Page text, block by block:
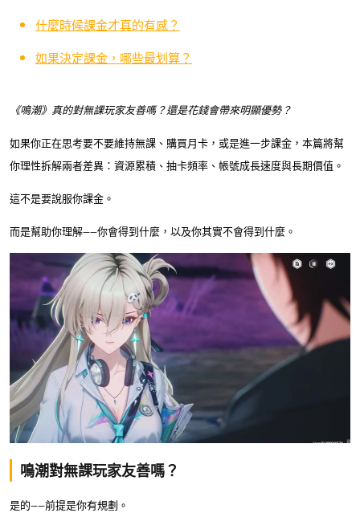
什麼時候課金才真的有感？
如果決定課金，哪些最划算？
《鳴潮》真的對無課玩家友善嗎？還是花錢會帶來明顯優勢？
如果你正在思考要不要維持無課、購買月卡，或是進一步課金，本篇將幫
你理性拆解兩者差異：資源累積、抽卡頻率、帳號成長速度與長期價值。
這不是要說服你課金。
而是幫助你理解——你會得到什麼，以及你其實不會得到什麼。
鳴潮對無課玩家友善嗎？
是的——前提是你有規劃。